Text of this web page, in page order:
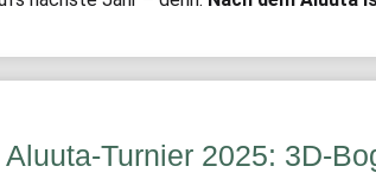
Aluuta-Turnier 2025: 3D-